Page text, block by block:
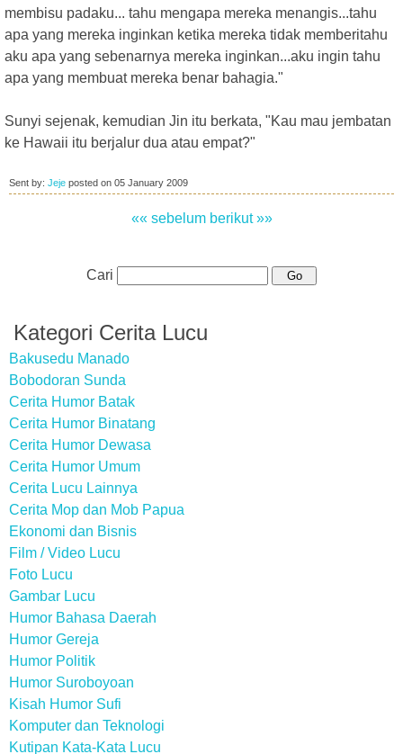
membisu padaku... tahu mengapa mereka menangis...tahu
apa yang mereka inginkan ketika mereka tidak memberitahu
aku apa yang sebenarnya mereka inginkan...aku ingin tahu
apa yang membuat mereka benar bahagia."
Sunyi sejenak, kemudian Jin itu berkata, "Kau mau jembatan
ke Hawaii itu berjalur dua atau empat?"
Sent by: Jeje posted on 05 January 2009
«« sebelum berikut »»
Cari
Kategori Cerita Lucu
Bakusedu Manado
Bobodoran Sunda
Cerita Humor Batak
Cerita Humor Binatang
Cerita Humor Dewasa
Cerita Humor Umum
Cerita Lucu Lainnya
Cerita Mop dan Mob Papua
Ekonomi dan Bisnis
Film / Video Lucu
Foto Lucu
Gambar Lucu
Humor Bahasa Daerah
Humor Gereja
Humor Politik
Humor Suroboyoan
Kisah Humor Sufi
Komputer dan Teknologi
Kutipan Kata-Kata Lucu